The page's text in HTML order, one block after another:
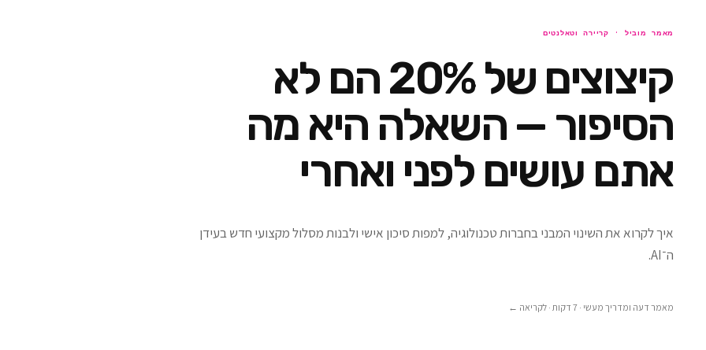
מאמר מוביל · קריירה וטאלנטים
קיצוצים של 20% הם לא
הסיפור — השאלה היא מה
אתם עושים לפני ואחרי
איך לקרוא את השינוי המבני בחברות טכנולוגיה, למפות סיכון אישי ולבנות מסלול מקצועי חדש בעידן
ה־AI.
מאמר דעה ומדריך מעשי · 7 דקות · לקריאה ←